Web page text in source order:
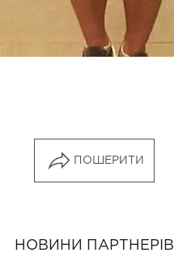
ПОШЕРИТИ
НОВИНИ ПАРТНЕРІВ